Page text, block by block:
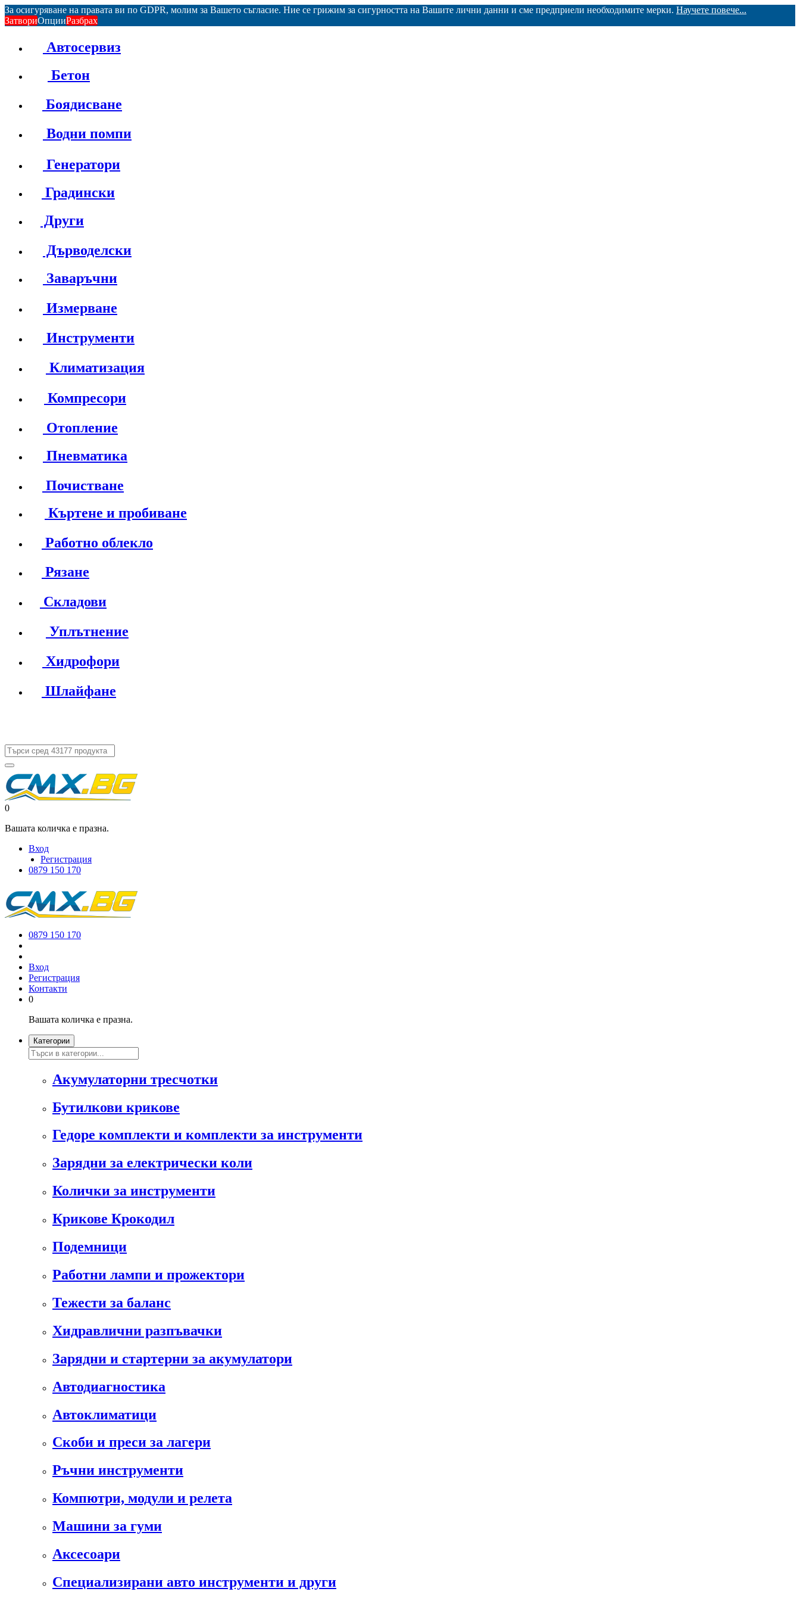
За осигуряване на правата ви по GDPR, молим за Вашето съгласие. Ние се грижим за сигурността на Вашите лични данни и сме предприели необходимите мерки. Научете повече...
ЗатвориОпцииРазбрах
Автосервиз
Бетон
Боядисване
Водни помпи
Генератори
Градински
Други
Дърводелски
Заваръчни
Измерване
Инструменти
Климатизация
Компресори
Отопление
Пневматика
Почистване
Къртене и пробиване
Работно облекло
Рязане
Складови
Уплътнение
Хидрофори
Шлайфане
0
Вашата количка е празна.
Вход
Регистрация
0879 150 170
0879 150 170
Вход
Регистрация
Контакти
0
Вашата количка е празна.
Категории
Акумулаторни тресчотки
Бутилкови крикове
Гедоре комплекти и комплекти за инструменти
Зарядни за електрически коли
Колички за инструменти
Крикове Крокодил
Подемници
Работни лампи и прожектори
Тежести за баланс
Хидравлични разпъвачки
Зарядни и стартерни за акумулатори
Автодиагностика
Автоклиматици
Скоби и преси за лагери
Ръчни инструменти
Компютри, модули и релета
Машини за гуми
Аксесоари
Специализирани авто инструменти и други